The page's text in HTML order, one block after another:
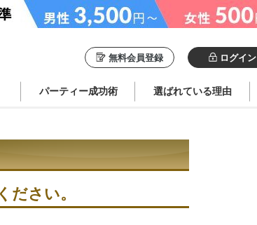
無料会員登録 ログイン
パーティー成功術 選ばれている理由
ださい。